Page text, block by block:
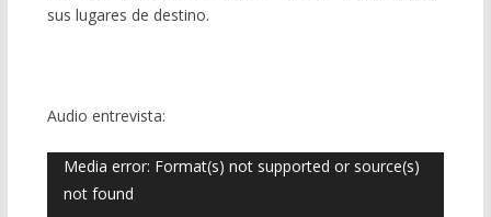
sus lugares de destino.
Audio entrevista:
Reproductor
de
Media error: Format(s) not supported or source(s)
not found